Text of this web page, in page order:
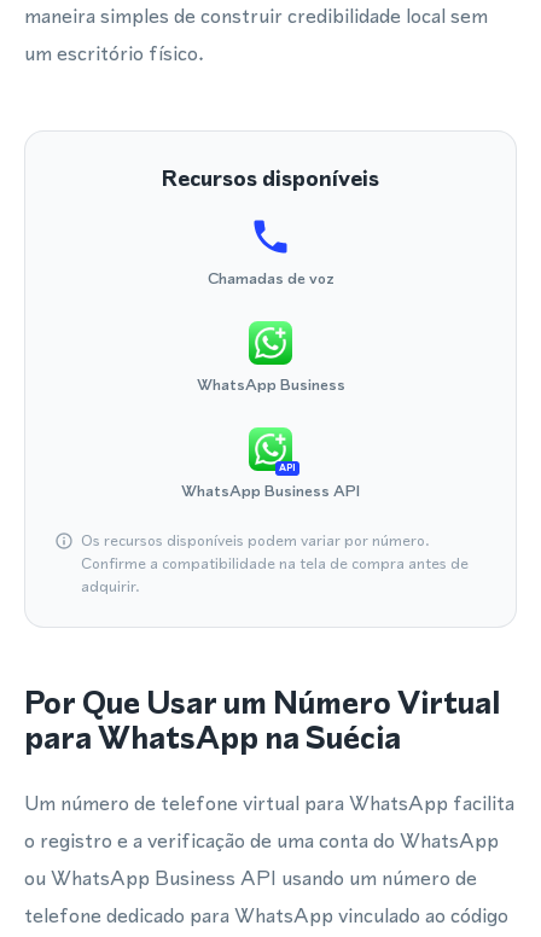
maneira simples de construir credibilidade local sem
um escritório físico.
Recursos disponíveis
Chamadas de voz
WhatsApp Business
API
WhatsApp Business API
Os recursos disponíveis podem variar por número.
Confirme a compatibilidade na tela de compra antes de
adquirir.
Por Que Usar um Número Virtual
para WhatsApp na Suécia
Um número de telefone virtual para WhatsApp facilita
o registro e a verificação de uma conta do WhatsApp
ou WhatsApp Business API usando um número de
telefone dedicado para WhatsApp vinculado ao código